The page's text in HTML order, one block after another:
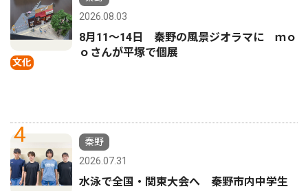
文化
2026.08.03
8月11〜14日 秦野の風景ジオラマに ｍｏ
ｏさんが平塚で個展
4
秦野
2026.07.31
水泳で全国・関東大会へ 秦野市内中学生